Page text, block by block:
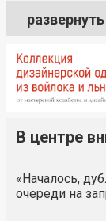
развернуть
В центре
«Началось,
очереди на